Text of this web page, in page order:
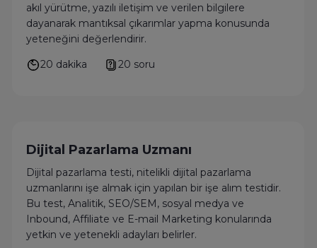
akıl yürütme, yazılı iletişim ve verilen bilgilere
dayanarak mantıksal çıkarımlar yapma konusunda
yeteneğini değerlendirir.
20 dakika
20 soru
Dijital Pazarlama Uzmanı
Dijital pazarlama testi, nitelikli dijital pazarlama
uzmanlarını işe almak için yapılan bir işe alım testidir.
Bu test, Analitik, SEO/SEM, sosyal medya ve
Inbound, Affiliate ve E-mail Marketing konularında
yetkin ve yetenekli adayları belirler.